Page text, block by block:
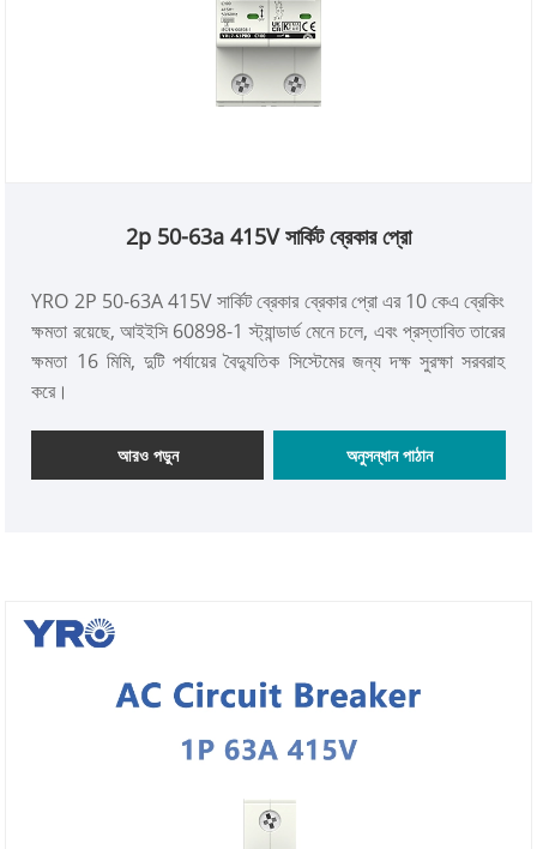
2p 50-63a 415V সার্কিট ব্রেকার প্রো
YRO 2P 50-63A 415V সার্কিট ব্রেকার ব্রেকার প্রো এর 10 কেএ ব্রেকিং
ক্ষমতা রয়েছে, আইইসি 60898-1 স্ট্যান্ডার্ড মেনে চলে, এবং প্রস্তাবিত তারের
ক্ষমতা 16 মিমি, দুটি পর্যায়ের বৈদ্যুতিক সিস্টেমের জন্য দক্ষ সুরক্ষা সরবরাহ
করে।
আরও পড়ুন অনুসন্ধান পাঠান